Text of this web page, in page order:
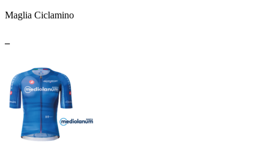
Maglia Ciclamino